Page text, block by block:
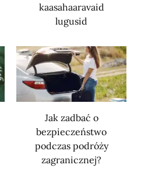
kaasahaaravaid
lugusid
Jak zadbać o
bezpieczeństwo
podczas podróży
zagranicznej?